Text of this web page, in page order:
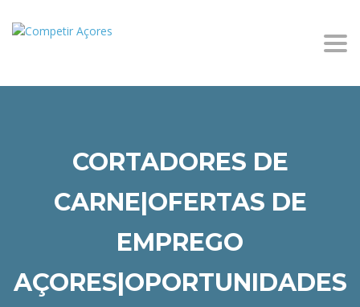
CORTADORES DE
CARNE|OFERTAS DE
EMPREGO
AÇORES|OPORTUNIDADES